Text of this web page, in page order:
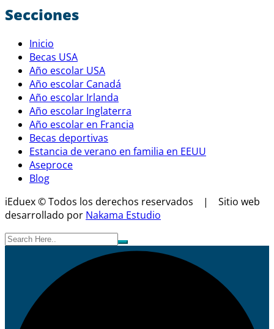
Secciones
Inicio
Becas USA
Año escolar USA
Año escolar Canadá
Año escolar Irlanda
Año escolar Inglaterra
Año escolar en Francia
Becas deportivas
Estancia de verano en familia en EEUU
Aseproce
Blog
iEduex © Todos los derechos reservados | Sitio web
desarrollado por Nakama Estudio